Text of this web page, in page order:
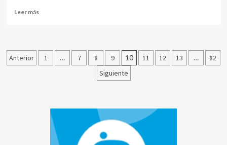
Leer más
Anterior 1 … 7 8 9 10 11 12 13 …
82
Siguiente